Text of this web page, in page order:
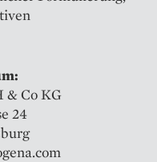
& Co KG
24